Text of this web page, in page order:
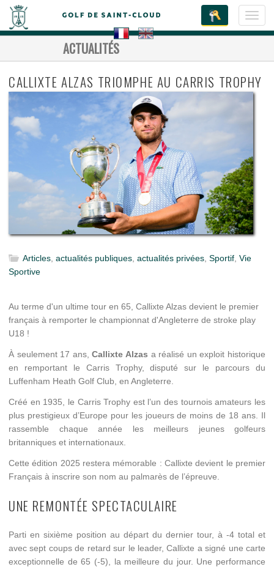
ACTUALITÉS
CALLIXTE ALZAS TRIOMPHE AU CARRIS TROPHY
Articles actualités publiques actualités privées Sportif Vie
Sportive
Au terme d'un ultime tour en 65, Callixte Alzas devient le premier
français à remporter le championnat d'Angleterre de stroke play
U18 !
À seulement 17 ans,Callixte Alzas a réalisé un exploit historique
en remportant le Carris Trophy, disputé sur le parcours du
Luffenham Heath Golf Club, en Angleterre.
Créé en 1935, le Carris Trophy est l’un des tournois amateurs les
plus prestigieux d’Europe pour les joueurs de moins de 18 ans. Il
rassemble chaque année les meilleurs jeunes golfeurs
britanniques et internationaux.
Cette édition 2025 restera mémorable : Callixte devient le premier
Français à inscrire son nom au palmarès de l’épreuve.
UNE REMONTÉE SPECTACULAIRE
Parti en sixième position au départ du dernier tour, à -4 total et
avec sept coups de retard sur le leader, Callixte a signé une carte
exceptionnelle de 65 (-5), la meilleure du jour. Une performance